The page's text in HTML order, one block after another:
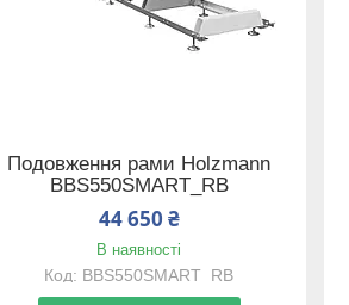
Подовження рами Holzmann
BBS550SMART_RB
44 650 ₴
В наявності
BBS550SMART_RB